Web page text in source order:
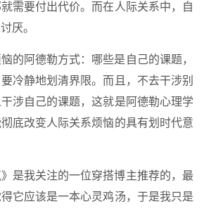
需要付出代价。而在人际关系中，自
厌。
的阿德勒方式：哪些是自己的课题，
冷静地划清界限。而且，不去干涉别
涉自己的课题，这就是阿德勒心理学
底改变人际关系烦恼的具有划时代意
》是我关注的一位穿搭博主推荐的，最
它应该是一本心灵鸡汤，于是我只是